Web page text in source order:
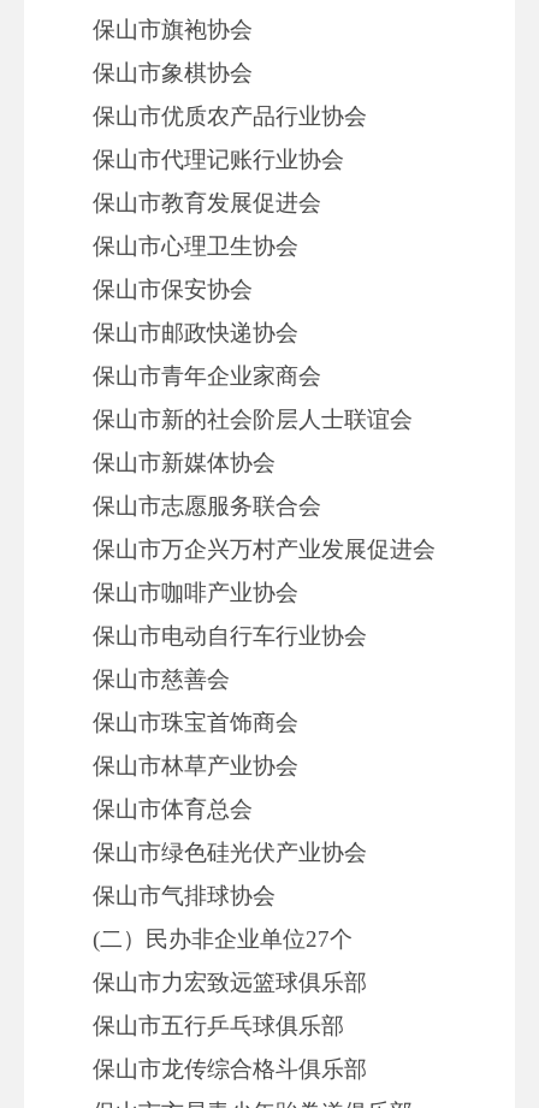
保山市旗袍协会
保山市象棋协会
保山市优质农产品行业协会
保山市代理记账行业协会
保山市教育发展促进会
保山市心理卫生协会
保山市保安协会
保山市邮政快递协会
保山市青年企业家商会
保山市新的社会阶层人士联谊会
保山市新媒体协会
保山市志愿服务联合会
保山市万企兴万村产业发展促进会
保山市咖啡产业协会
保山市电动自行车行业协会
保山市慈善会
保山市珠宝首饰商会
保山市林草产业协会
保山市体育总会
保山市绿色硅光伏产业协会
保山市气排球协会
(二）民办非企业单位27个
保山市力宏致远篮球俱乐部
保山市五行乒乓球俱乐部
保山市龙传综合格斗俱乐部